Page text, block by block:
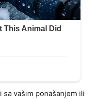
sa vašim ponašanjem ili